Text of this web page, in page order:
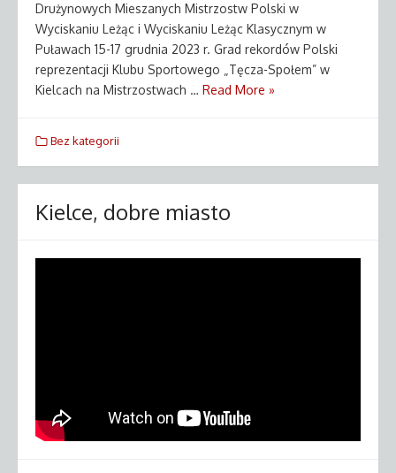
Drużynowych Mieszanych Mistrzostw Polski w
Wyciskaniu Leżąc i Wyciskaniu Leżąc Klasycznym w
Puławach 15-17 grudnia 2023 r. Grad rekordów Polski
reprezentacji Klubu Sportowego „Tęcza-Społem” w
Kielcach na Mistrzostwach … Read More »
Bez kategorii
Kielce, dobre miasto